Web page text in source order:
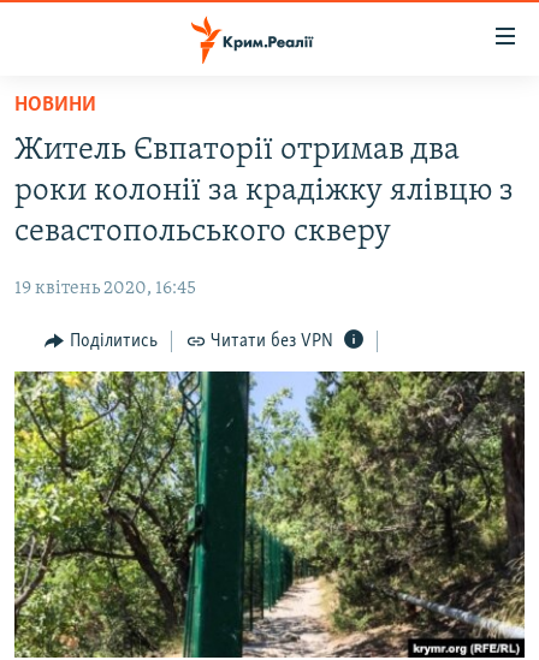
Перейти
основного
матеріалу
Перейти
до
основної
Перейти
до
пошуку
ВІДЕО ТА ФОТО
БЛОГИ
ПОГЛЯД
ІНТЕРВ'Ю
ВСЕ ЗА ДЕНЬ
СПЕЦПРОЕКТИ
ДЕПОРТАЦІЯ
ВІДЕОУРОКИ «ELIFBE»
СВІДЧЕННЯ ОКУПАЦІЇ
УКРАЇНСЬКА ПРОБЛЕМА КРИМУ
ЯК ОБІЙТИ БЛОКУВАННЯ
Русский
Qırımtatar
НОВИНИ
Житель Євпаторії отримав два
роки колонії за крадіжку ялівцю з
севастопольського скверу
19 квітень 2020, 16:45
Поділитись Читати без VPN